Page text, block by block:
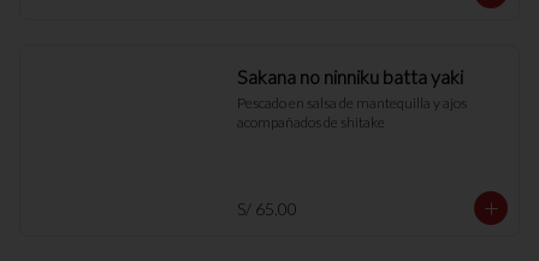
Sakana no ninniku batta yaki
Pescado en salsa de mantequilla y ajos
acompañados de shitake
S/ 65.00